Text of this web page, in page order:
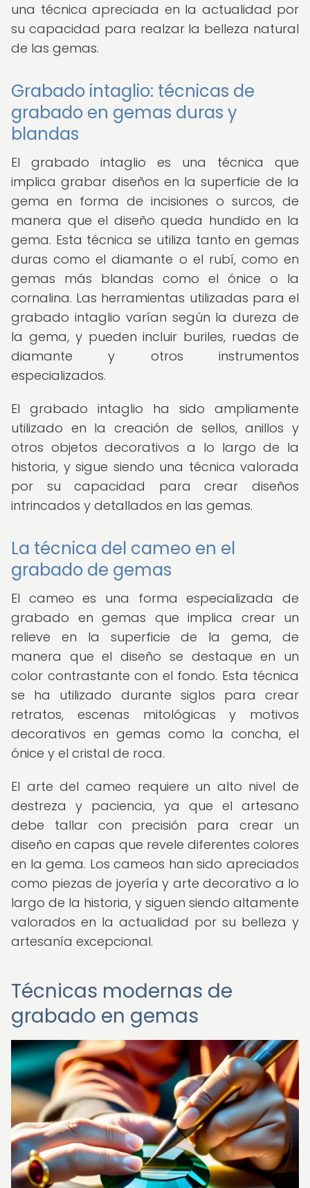
una técnica apreciada en la actualidad por
su capacidad para realzar la belleza natural
de las gemas.
Grabado intaglio: técnicas de
grabado en gemas duras y
blandas
El grabado intaglio es una técnica que
implica grabar diseños en la superficie de la
gema en forma de incisiones o surcos, de
manera que el diseño queda hundido en la
gema. Esta técnica se utiliza tanto en gemas
duras como el diamante o el rubí, como en
gemas más blandas como el ónice o la
cornalina. Las herramientas utilizadas para el
grabado intaglio varían según la dureza de
la gema, y pueden incluir buriles, ruedas de
diamante y otros instrumentos
especializados.
El grabado intaglio ha sido ampliamente
utilizado en la creación de sellos, anillos y
otros objetos decorativos a lo largo de la
historia, y sigue siendo una técnica valorada
por su capacidad para crear diseños
intrincados y detallados en las gemas.
La técnica del cameo en el
grabado de gemas
El cameo es una forma especializada de
grabado en gemas que implica crear un
relieve en la superficie de la gema, de
manera que el diseño se destaque en un
color contrastante con el fondo. Esta técnica
se ha utilizado durante siglos para crear
retratos, escenas mitológicas y motivos
decorativos en gemas como la concha, el
ónice y el cristal de roca.
El arte del cameo requiere un alto nivel de
destreza y paciencia, ya que el artesano
debe tallar con precisión para crear un
diseño en capas que revele diferentes colores
en la gema. Los cameos han sido apreciados
como piezas de joyería y arte decorativo a lo
largo de la historia, y siguen siendo altamente
valorados en la actualidad por su belleza y
artesanía excepcional.
Técnicas modernas de
grabado en gemas